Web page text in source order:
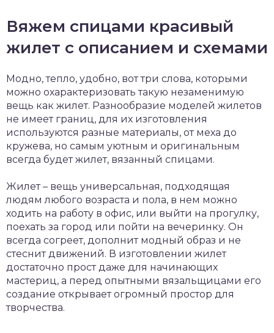
Вяжем спицами красивый
жилет с описанием и схемами
Модно, тепло, удобно, вот три слова, которыми
можно охарактеризовать такую незаменимую
вещь как жилет. Разнообразие моделей жилетов
не имеет границ, для их изготовления
используются разные материалы, от меха до
кружева, но самым уютным и оригинальным
всегда будет жилет, вязанный спицами.
Жилет – вещь универсальная, подходящая
людям любого возраста и пола, в нем можно
ходить на работу в офис, или выйти на прогулку,
поехать за город или пойти на вечеринку. Он
всегда согреет, дополнит модный образ и не
стеснит движений. В изготовлении жилет
достаточно прост даже для начинающих
мастериц, а перед опытными вязальщицами его
создание открывает огромный простор для
творчества.